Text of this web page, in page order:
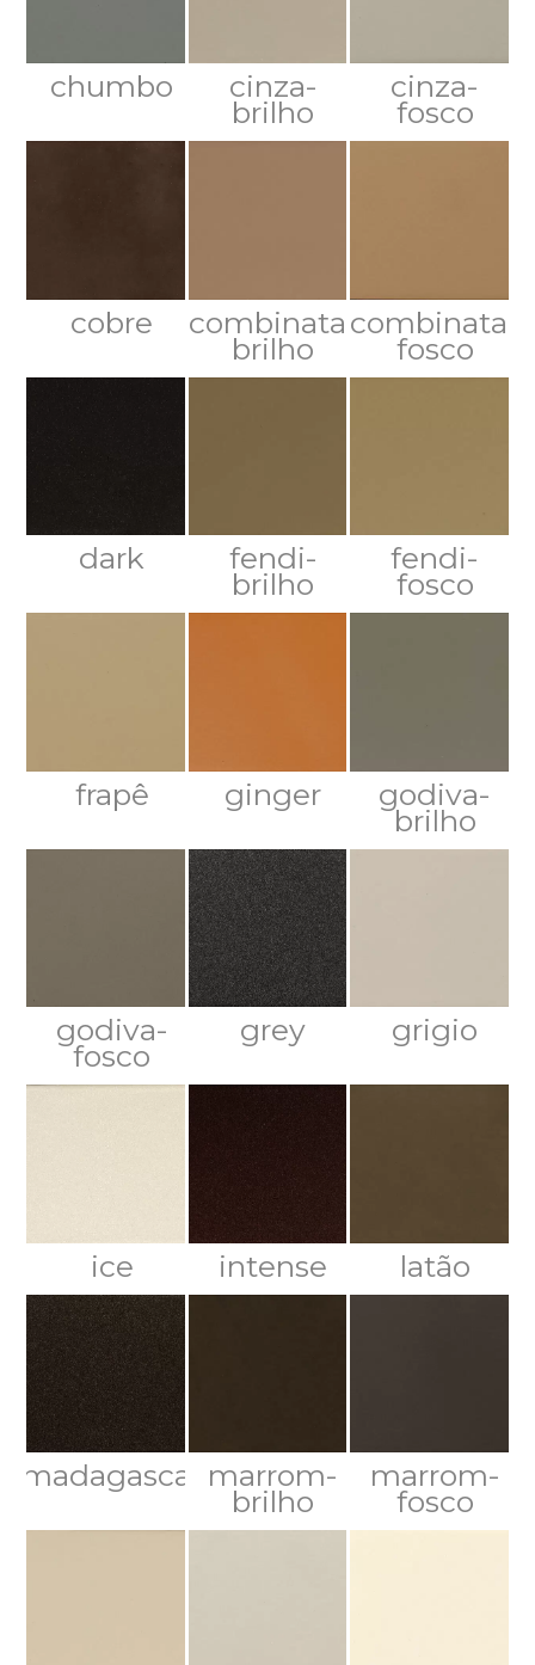
chumbo cinza-
brilho
cinza-
fosco
cobre combinata-
brilho
combinata-
fosco
dark fendi-
brilho
fendi-
fosco
frapê ginger godiva-
brilho
godiva-
fosco
grey grigio
ice intense latão
madagascar marrom-
brilho
marrom-
fosco